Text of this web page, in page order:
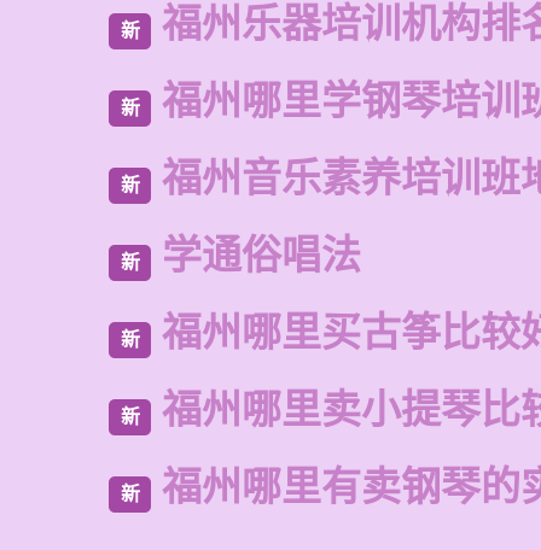
新 福州乐器培训机构排
新 福州哪里学钢琴培训
新 福州音乐素养培训班
新 学通俗唱法
新 福州哪里买古筝比较
新 福州哪里卖小提琴比
新 福州哪里有卖钢琴的